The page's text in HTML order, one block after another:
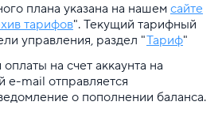
плана указана на нашем сайте
тарифов". Текущий тарифный
управления, раздел "Тариф"
на счет аккаунта на
e-mail отправляется
о пополнении баланса.